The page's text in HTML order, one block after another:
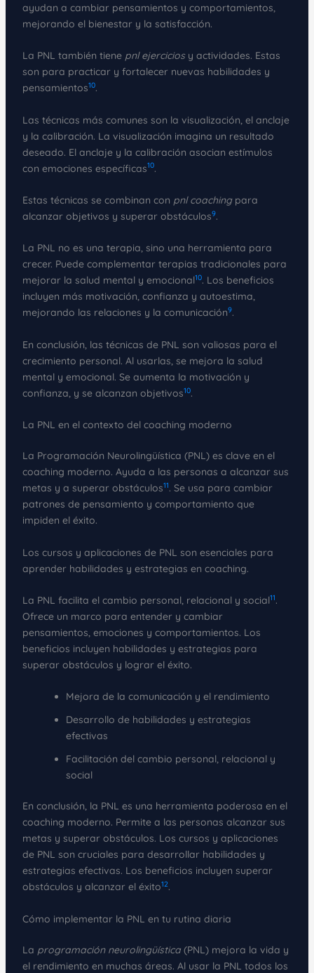
ayudan a cambiar pensamientos y comportamientos,
mejorando el bienestar y la satisfacción.
La PNL también tiene pnl ejerciciosy actividades. Estas
son para practicar y fortalecer nuevas habilidades y
pensamientos10.
Las técnicas más comunes son la visualización, el anclaje
y la calibración. La visualización imagina un resultado
deseado. El anclaje y la calibración asocian estímulos
con emociones específicas10.
Estas técnicas se combinan con pnl coachingpara
alcanzar objetivos y superar obstáculos9.
La PNL no es una terapia, sino una herramienta para
crecer. Puede complementar terapias tradicionales para
mejorar la salud mental y emocional10. Los beneficios
incluyen más motivación, confianza y autoestima,
mejorando las relaciones y la comunicación9.
En conclusión, las técnicas de PNL son valiosas para el
crecimiento personal. Al usarlas, se mejora la salud
mental y emocional. Se aumenta la motivación y
confianza, y se alcanzan objetivos10.
La PNL en el contexto del coaching moderno
La Programación Neurolingüística (PNL) es clave en el
coaching moderno. Ayuda a las personas a alcanzar sus
metas y a superar obstáculos11. Se usa para cambiar
patrones de pensamiento y comportamiento que
impiden el éxito.
Los cursos y aplicaciones de PNL son esenciales para
aprender habilidades y estrategias en coaching.
La PNL facilita el cambio personal, relacional y social11.
Ofrece un marco para entender y cambiar
pensamientos, emociones y comportamientos. Los
beneficios incluyen habilidades y estrategias para
superar obstáculos y lograr el éxito.
Mejora de la comunicación y el rendimiento
Desarrollo de habilidades y estrategias
efectivas
Facilitación del cambio personal, relacional y
social
En conclusión, la PNL es una herramienta poderosa en el
coaching moderno. Permite a las personas alcanzar sus
metas y superar obstáculos. Los cursos y aplicaciones
de PNL son cruciales para desarrollar habilidades y
estrategias efectivas. Los beneficios incluyen superar
obstáculos y alcanzar el éxito12.
Cómo implementar la PNL en tu rutina diaria
La programación neurolingüística(PNL) mejora la vida y
el rendimiento en muchas áreas. Al usar la PNL todos los